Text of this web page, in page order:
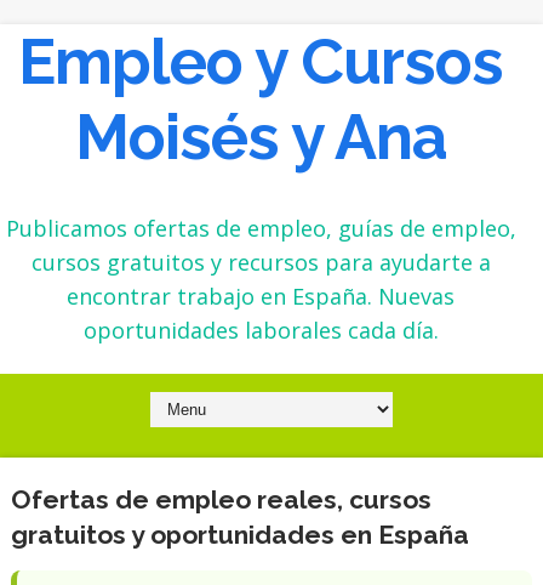
Empleo y Cursos
Moisés y Ana
Publicamos ofertas de empleo, guías de empleo,
cursos gratuitos y recursos para ayudarte a
encontrar trabajo en España. Nuevas
oportunidades laborales cada día.
Ofertas de empleo reales, cursos
gratuitos y oportunidades en España